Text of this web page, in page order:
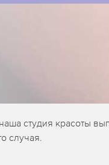
студия красоты
случая.